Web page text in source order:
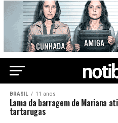
BRASIL 11 anos
Lama da barragem de Mariana
tartarugas